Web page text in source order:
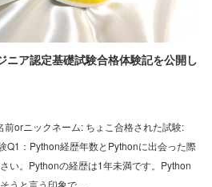
ア認定基礎試験合格体験記を公開し
orニックネーム: ちょこ合格された試験:
Q1：Python経歴年数とPythonに出会った際
い。Pythonの経歴は1年未満です。Python